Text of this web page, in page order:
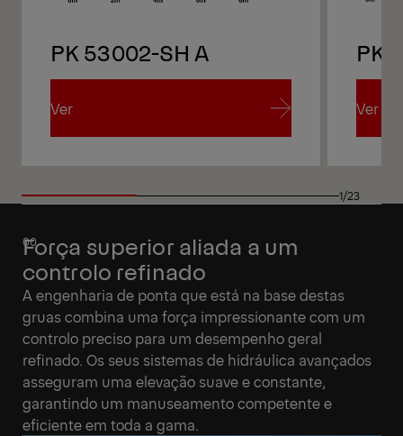
PK 53002-SH A
Ver
PK
Ver
1/23
Força superior aliada a um
controlo refinado
A engenharia de ponta que está na base destas
gruas combina uma força impressionante com um
controlo preciso para um desempenho geral
refinado. Os seus sistemas de hidráulica avançados
asseguram uma elevação suave e constante,
garantindo um manuseamento competente e
eficiente em toda a gama.